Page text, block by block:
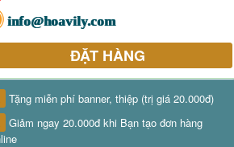
info@hoavily.com
ĐẶT HÀNG
Tặng miễn phí banner, thiệp (trị giá 20.000đ)
Giảm ngay 20.000đ khi Bạn tạo đơn hàng